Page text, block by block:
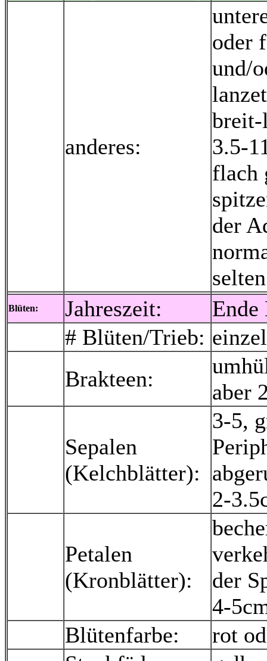
anderes:
oder
und/
3.5-
flach
der
Blüten: Jahreszeit:
# Blüten/Trieb:
Brakteen:
aber
Sepalen
(Kelchblätter):
3-5,
2-
Petalen
(Kronblätter):
der
4-
Blütenfarbe:
rot